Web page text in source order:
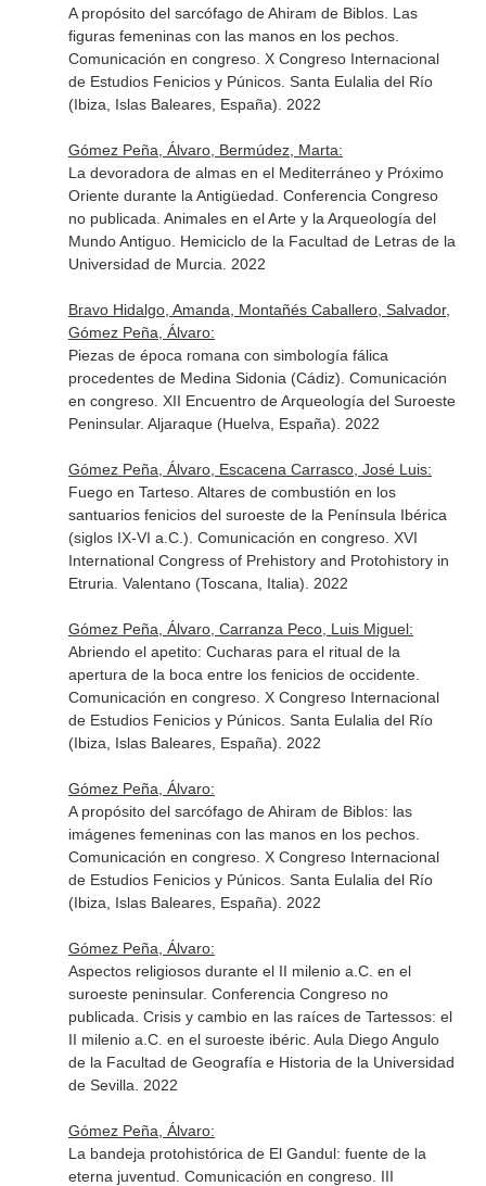
A propósito del sarcófago de Ahiram de Biblos. Las
figuras femeninas con las manos en los pechos.
Comunicación en congreso. X Congreso Internacional
de Estudios Fenicios y Púnicos. Santa Eulalia del Río
(Ibiza, Islas Baleares, España). 2022
Gómez Peña, Álvaro, Bermúdez, Marta:
La devoradora de almas en el Mediterráneo y Próximo
Oriente durante la Antigüedad. Conferencia Congreso
no publicada. Animales en el Arte y la Arqueología del
Mundo Antiguo. Hemiciclo de la Facultad de Letras de la
Universidad de Murcia. 2022
Bravo Hidalgo, Amanda, Montañés Caballero, Salvador,
Gómez Peña, Álvaro:
Piezas de época romana con simbología fálica
procedentes de Medina Sidonia (Cádiz). Comunicación
en congreso. XII Encuentro de Arqueología del Suroeste
Peninsular. Aljaraque (Huelva, España). 2022
Gómez Peña, Álvaro, Escacena Carrasco, José Luis:
Fuego en Tarteso. Altares de combustión en los
santuarios fenicios del suroeste de la Península Ibérica
(siglos IX-VI a.C.). Comunicación en congreso. XVI
International Congress of Prehistory and Protohistory in
Etruria. Valentano (Toscana, Italia). 2022
Gómez Peña, Álvaro, Carranza Peco, Luis Miguel:
Abriendo el apetito: Cucharas para el ritual de la
apertura de la boca entre los fenicios de occidente.
Comunicación en congreso. X Congreso Internacional
de Estudios Fenicios y Púnicos. Santa Eulalia del Río
(Ibiza, Islas Baleares, España). 2022
Gómez Peña, Álvaro:
A propósito del sarcófago de Ahiram de Biblos: las
imágenes femeninas con las manos en los pechos.
Comunicación en congreso. X Congreso Internacional
de Estudios Fenicios y Púnicos. Santa Eulalia del Río
(Ibiza, Islas Baleares, España). 2022
Gómez Peña, Álvaro:
Aspectos religiosos durante el II milenio a.C. en el
suroeste peninsular. Conferencia Congreso no
publicada. Crisis y cambio en las raíces de Tartessos: el
II milenio a.C. en el suroeste ibéric. Aula Diego Angulo
de la Facultad de Geografía e Historia de la Universidad
de Sevilla. 2022
Gómez Peña, Álvaro:
La bandeja protohistórica de El Gandul: fuente de la
eterna juventud. Comunicación en congreso. III